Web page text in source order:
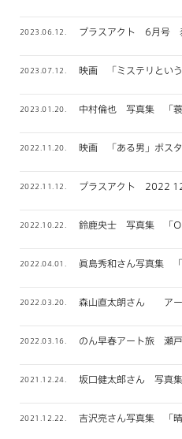
2023.06.12. プラスアクト 6月号
2023.07.12. 映画 「ミステリという
2023.01.20. 中村倫也 写真集 「
2022.11.20. 映画 「ある男」ポス
2022.11.12. プラスアクト 2022
2022.10.22. 鈴鹿央士 写真集 「
2022.04.01. 眞島秀和さん写真集
2022.03.20. 森山直太朗さん アー
2022.03.16. のん早春アート旅 瀬
2021.12.24. 坂口健太郎さん 写真
2021.12.22. 吉沢亮さん写真集 「晴